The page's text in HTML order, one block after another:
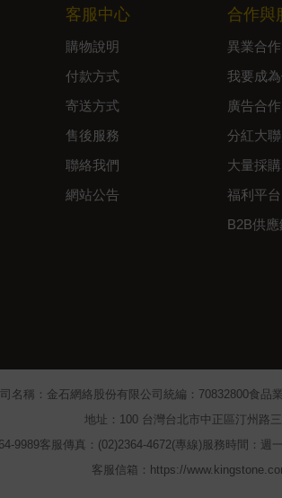
客服中心
購物說明
付款方式
寄送方式
售後服務
聯絡我們
網站公告
合作與
異業合作
我要成
廣告合作
分紅大
大量採購
福利平台
B2B供應
名稱：金石網絡股份有限公司 統編：70832800食品
地址：100 台灣台北市中正區汀州路
9989客服傳真：(02)2364-4672(專線) 服務時間：週
客服信箱：https://